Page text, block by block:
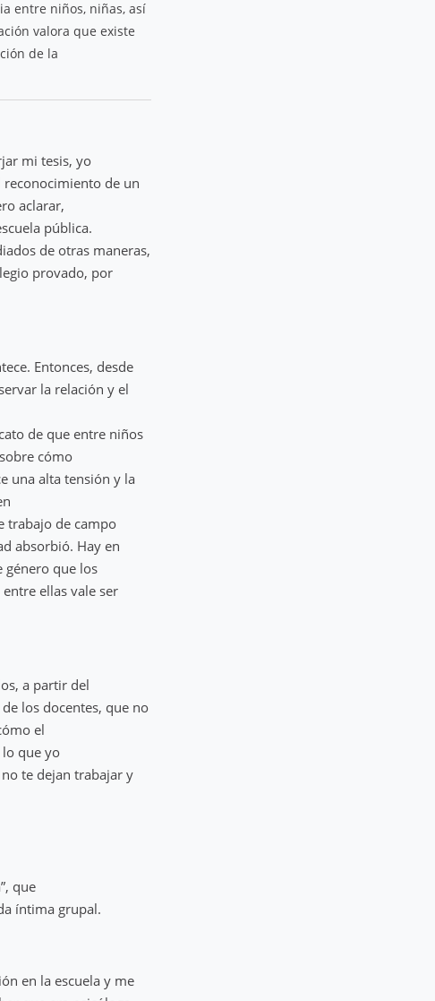
entre niños, niñas, así
valora que existe
de la
mi tesis, yo
reconocimiento de un
aclarar,
pública.
de otras maneras,
provado, por
Entonces, desde
la relación y el
de que entre niños
cómo
una alta tensión y la
trabajo de campo
absorbió. Hay en
género que los
ellas vale ser
a partir del
los docentes, que no
el
lo que yo
te dejan trabajar y
que
íntima grupal.
en la escuela y me